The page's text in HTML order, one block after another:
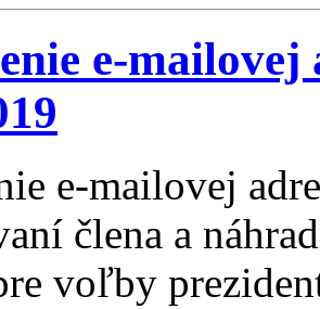
e-
e-mailovej
člena a
voľby